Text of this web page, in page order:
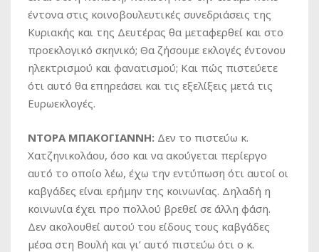
έντονα στις κοινοβουλευτικές συνεδριάσεις της
Κυριακής και της Δευτέρας θα μεταφερθεί και στο
προεκλογικό σκηνικό; Θα ζήσουμε εκλογές έντονου
ηλεκτρισμού και φανατισμού; Και πώς πιστεύετε
ότι αυτό θα επηρεάσει και τις εξελίξεις μετά τις
Ευρωεκλογές.
ΝΤΟΡΑ ΜΠΑΚΟΓΙΑΝΝΗ: Δεν το πιστεύω κ.
Χατζηνικολάου, όσο και να ακούγεται περίεργο
αυτό το οποίο λέω, έχω την εντύπωση ότι αυτοί οι
καβγάδες είναι ερήμην της κοινωνίας. Δηλαδή η
κοινωνία έχει προ πολλού βρεθεί σε άλλη φάση.
Δεν ακολουθεί αυτού του είδους τους καβγάδες
μέσα στη Βουλή και γι’ αυτό πιστεύω ότι ο κ.